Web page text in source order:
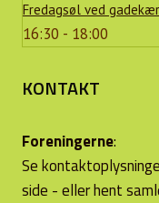
Fredagsøl ved
16:30 - 18:00
KONTAKT
Foreningerne:
Se
side - eller hent